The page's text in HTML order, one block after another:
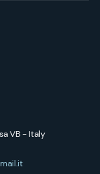
VB - Italy